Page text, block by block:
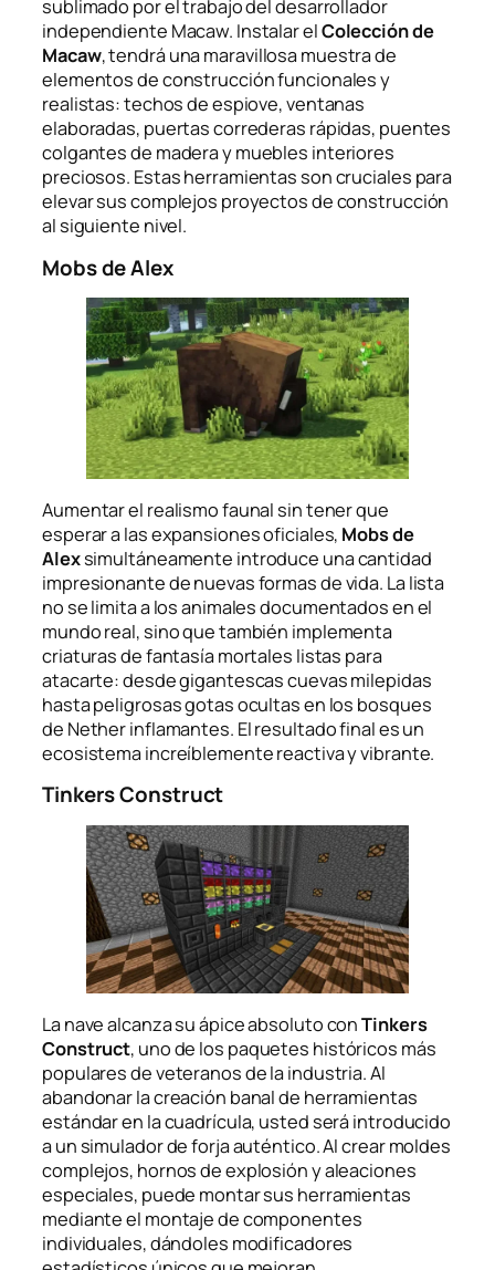
sublimado por el trabajo del desarrollador
independiente Macaw. Instalar elColección de
Macaw, tendrá una maravillosa muestra de
elementos de construcción funcionales y
realistas: techos de espiove, ventanas
elaboradas, puertas correderas rápidas, puentes
colgantes de madera y muebles interiores
preciosos. Estas herramientas son cruciales para
elevar sus complejos proyectos de construcción
al siguiente nivel.
Mobs de Alex
Aumentar el realismo faunal sin tener que
esperar a las expansiones oficiales, Mobs de
Alexsimultáneamente introduce una cantidad
impresionante de nuevas formas de vida. La lista
no se limita a los animales documentados en el
mundo real, sino que también implementa
criaturas de fantasía mortales listas para
atacarte: desde gigantescas cuevas milepidas
hasta peligrosas gotas ocultas en los bosques
de Nether inflamantes. El resultado final es un
ecosistema increíblemente reactiva y vibrante.
Tinkers Construct
La nave alcanza su ápice absoluto conTinkers
Construct, uno de los paquetes históricos más
populares de veteranos de la industria. Al
abandonar la creación banal de herramientas
estándar en la cuadrícula, usted será introducido
a un simulador de forja auténtico. Al crear moldes
complejos, hornos de explosión y aleaciones
especiales, puede montar sus herramientas
mediante el montaje de componentes
individuales, dándoles modificadores